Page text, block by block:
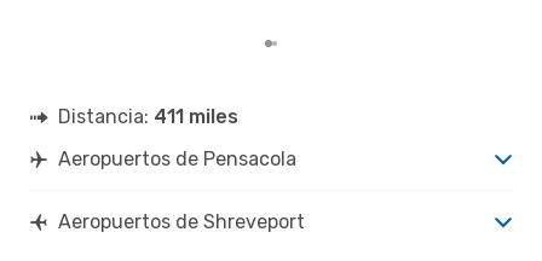
Distancia: 411 miles
Aeropuertos de Pensacola
Aeropuertos de Shreveport